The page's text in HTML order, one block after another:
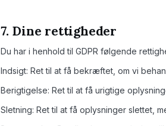
7. Dine rettigheder
Du har i henhold til GDPR følgende
Indsigt: Ret til at få bekræftet, om vi
Berigtigelse: Ret til at få urigtige
Sletning: Ret til at få oplysninger slettet,